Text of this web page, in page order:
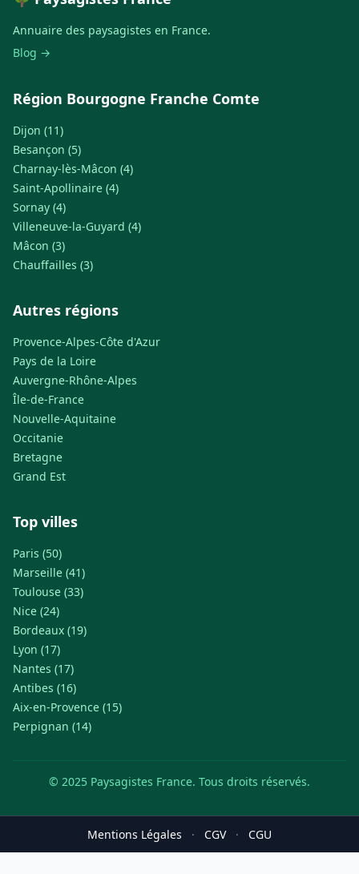
Annuaire des paysagistes en France.
Blog →
Région Bourgogne Franche Comte
Dijon (11)
Besançon (5)
Charnay-lès-Mâcon (4)
Saint-Apollinaire (4)
Sornay (4)
Villeneuve-la-Guyard (4)
Mâcon (3)
Chauffailles (3)
Autres régions
Provence-Alpes-Côte d'Azur
Pays de la Loire
Auvergne-Rhône-Alpes
Île-de-France
Nouvelle-Aquitaine
Occitanie
Bretagne
Grand Est
Top villes
Paris (50)
Marseille (41)
Toulouse (33)
Nice (24)
Bordeaux (19)
Lyon (17)
Nantes (17)
Antibes (16)
Aix-en-Provence (15)
Perpignan (14)
© 2025 Paysagistes France. Tous droits réservés.
Mentions Légales · CGV · CGU